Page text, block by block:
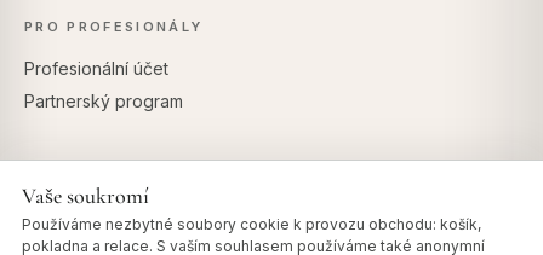
PRO PROFESIONÁLY
Profesionální účet
Partnerský program
Vaše soukromí
Používáme nezbytné soubory cookie k provozu obchodu: košík,
pokladna a relace. S vaším souhlasem používáme také anonymní